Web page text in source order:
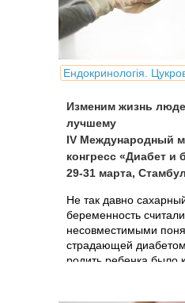
Ендокринологія.
Изменим жизнь
лучшему
IV Международный
конгресс «Диабет и
29-31 марта, Стамбул
Не так давно
беременность
несовместимыми
страдающей
родить ребенка было